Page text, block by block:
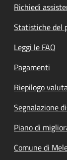
Richiedi
Statistiche del
Leggi le FAQ
Pagamenti
Riepilogo
Segnalazione
Piano di
Comune di